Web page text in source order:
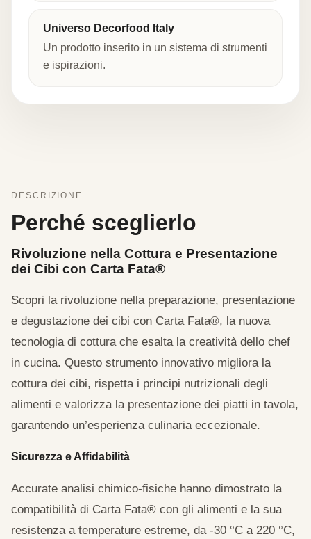
Universo Decorfood Italy
Un prodotto inserito in un sistema di strumenti
e ispirazioni.
DESCRIZIONE
Perché sceglierlo
Rivoluzione nella Cottura e Presentazione
dei Cibi con Carta Fata®
Scopri la rivoluzione nella preparazione, presentazione
e degustazione dei cibi con Carta Fata®, la nuova
tecnologia di cottura che esalta la creatività dello chef
in cucina. Questo strumento innovativo migliora la
cottura dei cibi, rispetta i principi nutrizionali degli
alimenti e valorizza la presentazione dei piatti in tavola,
garantendo un’esperienza culinaria eccezionale.
Sicurezza e Affidabilità
Accurate analisi chimico-fisiche hanno dimostrato la
compatibilità di Carta Fata® con gli alimenti e la sua
resistenza a temperature estreme, da -30 °C a 220 °C,